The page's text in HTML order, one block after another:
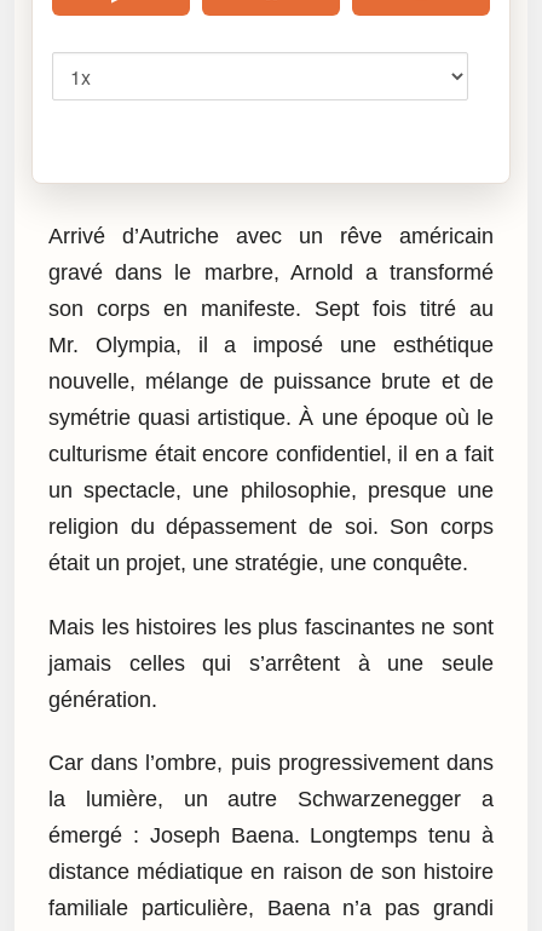
Arrivé d’Autriche avec un rêve américain
gravé dans le marbre, Arnold a transformé
son corps en manifeste. Sept fois titré au
Mr. Olympia, il a imposé une esthétique
nouvelle, mélange de puissance brute et de
symétrie quasi artistique. À une époque où le
culturisme était encore confidentiel, il en a fait
un spectacle, une philosophie, presque une
religion du dépassement de soi. Son corps
était un projet, une stratégie, une conquête.
Mais les histoires les plus fascinantes ne sont
jamais celles qui s’arrêtent à une seule
génération.
Car dans l’ombre, puis progressivement dans
la lumière, un autre Schwarzenegger a
émergé : Joseph Baena. Longtemps tenu à
distance médiatique en raison de son histoire
familiale particulière, Baena n’a pas grandi